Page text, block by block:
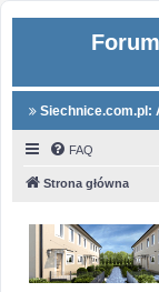
Siechnice.com.pl:
FAQ
Strona główna